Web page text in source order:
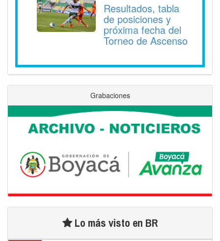
Resultados, tabla
de posiciones y
próxima fecha del
Torneo de Ascenso
Grabaciones
Lo más visto en BR